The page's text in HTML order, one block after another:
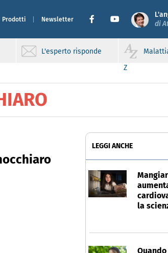
Prodotti Newsletter
di
L'esperto risponde
Z
LEGGI ANCHE
la